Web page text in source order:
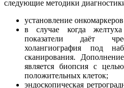
следующие методики
установление
в случае когда
показатели даёт
холангиография под
сканирования.
является биопсия с
положительных клеток;
эндоскопическая